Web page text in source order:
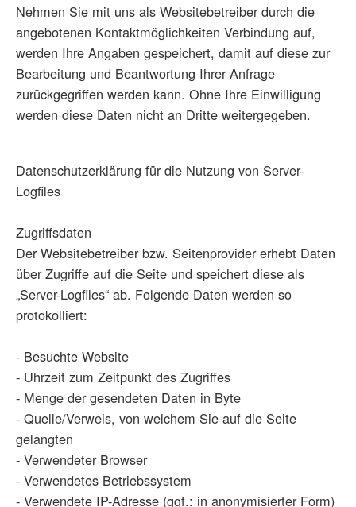
Nehmen Sie mit uns als Websitebetreiber durch die
angebotenen Kontaktmöglichkeiten Verbindung auf,
werden Ihre Angaben gespeichert, damit auf diese zur
Bearbeitung und Beantwortung Ihrer Anfrage
zurückgegriffen werden kann. Ohne Ihre Einwilligung
werden diese Daten nicht an Dritte weitergegeben.
Datenschutzerklärung für die Nutzung von Server-
Logfiles
Zugriffsdaten
Der Websitebetreiber bzw. Seitenprovider erhebt Daten
über Zugriffe auf die Seite und speichert diese als
„Server-Logfiles“ ab. Folgende Daten werden so
protokolliert:
- Besuchte Website
- Uhrzeit zum Zeitpunkt des Zugriffes
- Menge der gesendeten Daten in Byte
- Quelle/Verweis, von welchem Sie auf die Seite
gelangten
- Verwendeter Browser
- Verwendetes Betriebssystem
- Verwendete IP-Adresse (ggf.: in anonymisierter Form)